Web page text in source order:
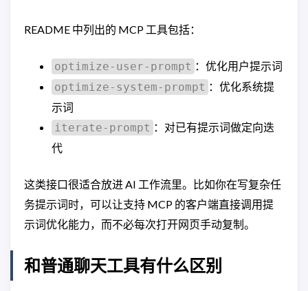
README 中列出的 MCP 工具包括：
optimize-user-prompt ：优化用户提示词
optimize-system-prompt ：优化系统提
示词
iterate-prompt ：对已有提示词做定向迭
代
这类接口很适合放进 AI 工作流里。比如你在写复杂任
务提示词时，可以让支持 MCP 的客户端直接调用提
示词优化能力，而不必每次打开网页手动复制。
和普通聊天工具有什么区别